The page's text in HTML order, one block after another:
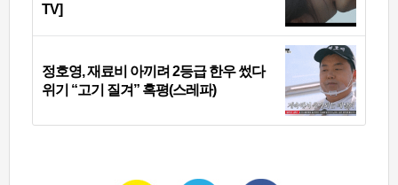
TV]
정호영, 재료비 아끼려 2등급 한우 썼다
위기 “고기 질겨” 혹평(스레파)